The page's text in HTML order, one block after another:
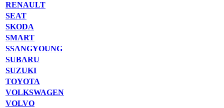
RENAULT
SEAT
SKODA
SMART
SSANGYOUNG
SUBARU
SUZUKI
TOYOTA
VOLKSWAGEN
VOLVO